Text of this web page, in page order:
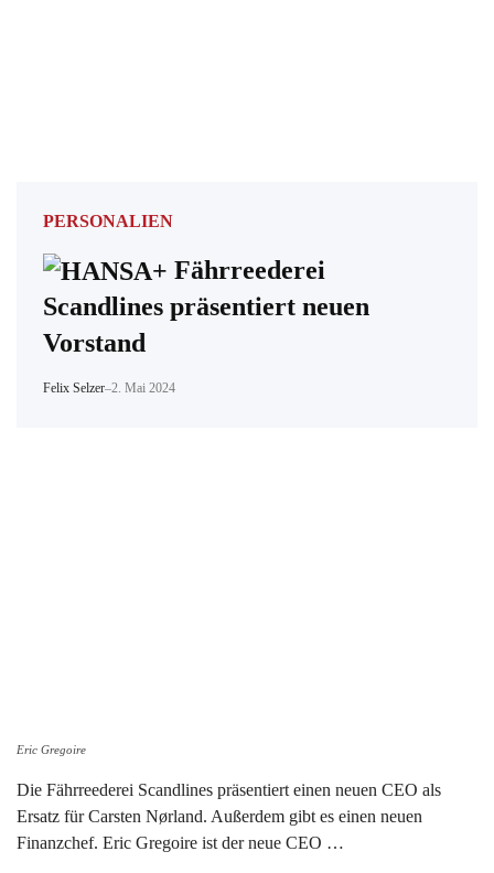
PERSONALIEN
Fährreederei
Scandlines präsentiert neuen
Vorstand
Felix Selzer–2. Mai 2024
Eric Gregoire
Die Fährreederei Scandlines präsentiert einen neuen CEO als
Ersatz für Carsten Nørland. Außerdem gibt es einen neuen
Finanzchef. Eric Gregoire ist der neue CEO …